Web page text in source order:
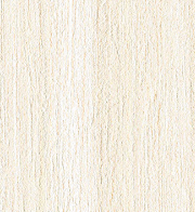
せ替えシミュレーション